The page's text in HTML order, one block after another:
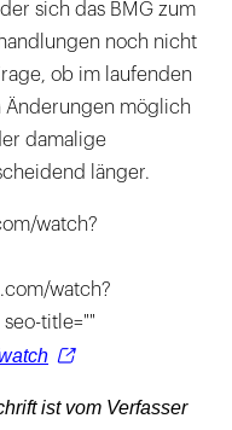
sich das BMG zum
noch nicht
ob im laufenden
Änderungen möglich
damalige
länger.
watch?
watch?
title=""
ist vom Verfasser